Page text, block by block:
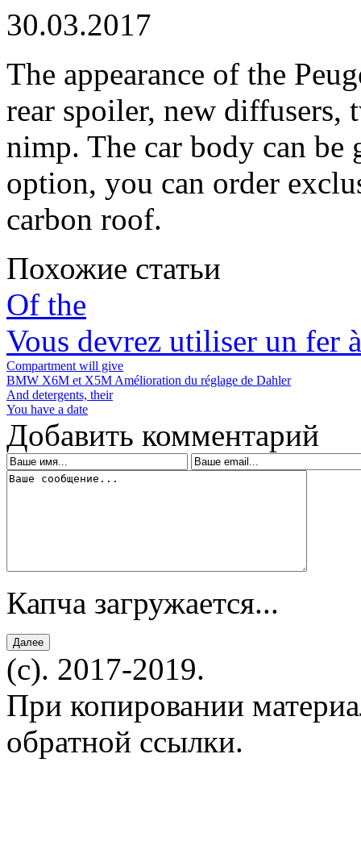
30.03.2017
The appearance of the
rear spoiler, new diffusers,
nimp. The car body can be
option, you can order
carbon roof.
Похожие статьи
Of the
Vous devrez utiliser un fer
Compartment will give
BMW X6M et X5M Amélioration du réglage de Dahler
And detergents, their
You have a date
Добавить комментарий
Капча загружается...
(c). 2017-2019.
При копировании
обратной ссылки.